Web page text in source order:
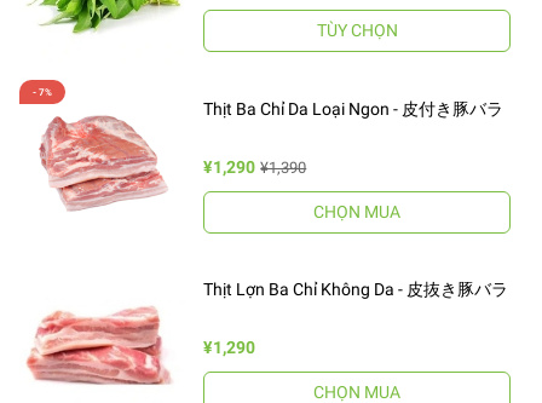
TÙY CHỌN
Thịt Ba Chỉ Da Loại Ngon - 皮付き豚バラ
¥1,290 ¥1,390
CHỌN MUA
Thịt Lợn Ba Chỉ Không Da - 皮抜き豚バラ
¥1,290
CHỌN MUA